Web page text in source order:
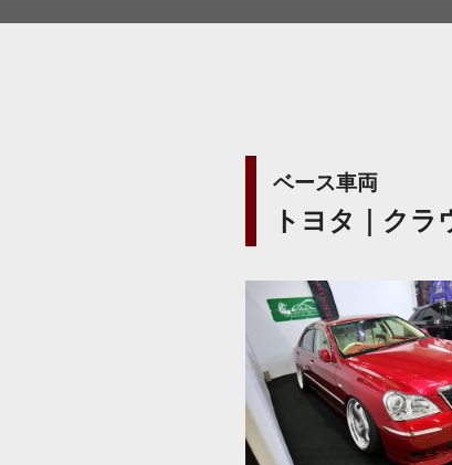
ベース車両
トヨタ｜クラ